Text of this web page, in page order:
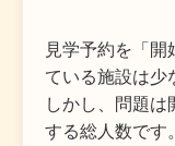
見学予約を「開
ている施設は少
しかし、問題は
する総人数です。